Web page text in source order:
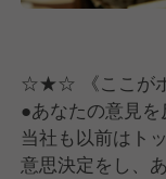
☆★☆ 《ここが
●あなたの意見
当社も以前はト
意思決定をし、